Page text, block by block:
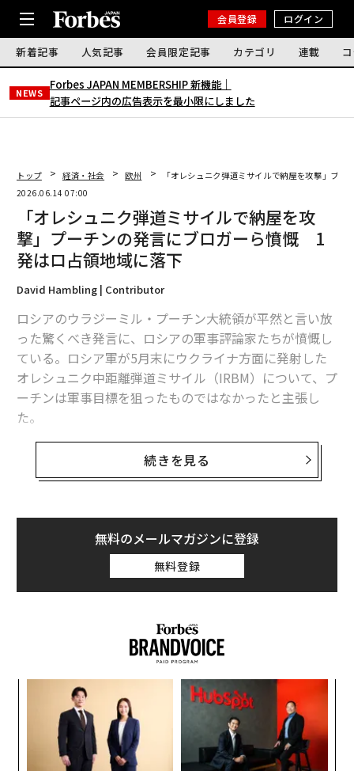
会員登録 ログイン
新着記事 人気記事 会員限定記事 カテゴリ 連載
NEWS
Forbes JAPAN MEMBERSHIP 新機能｜
記事ページ内の広告表示を最小限にしました
トップ 経済・社会 欧州
「オレシュニク弾道ミサイルで納屋を攻撃」プ
2026.06.14 07:00
「オレシュニク弾道ミサイルで納屋を攻
撃」プーチンの発言にブロガーら憤慨 1
発はロ占領地域に落下
David Hambling | Contributor
ロシアのウラジーミル・プーチン大統領が平然と言い放
った驚くべき発言に、ロシアの軍事評論家たちが憤慨し
ている。ロシア軍が5月末にウクライナ方面に発射した
オレシュニク中距離弾道ミサイル（IRBM）について、プ
ーチンは軍事目標を狙ったものではなかったと主張し
た。
プーチンは6月4日、サンクトペテルブルク国際経済フォ
ーラムの一環で開かれた国際報道機関などの代表との会
用試験にすぎなかったと説明し、軍事目標は攻撃せず、
ミサイルが命中したのは「納屋」だったと述べた。弾頭
の着弾地点をドローン（無人機）で確認するのに都合の
よい地点を選んだと主張し、こうした確認作業は将来の
攻撃を計画するうえで重要だなどとも語った。
意図的に軍事目標を外したという主張は、ロシアの新た
な「超兵器」がやらかした目立つ失敗を体よくごまかそ
続きを見る
無料のメールマガジンに登録
無料登録